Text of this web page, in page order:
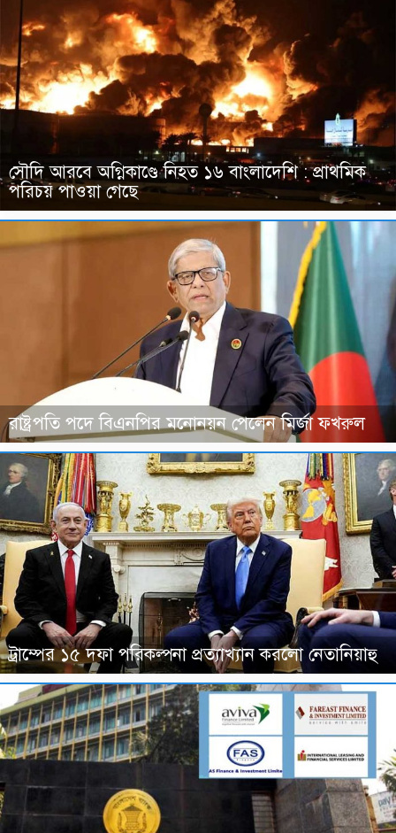
সৌদি আরবে অগ্নিকাণ্ডে নিহত ১৬ বাংলাদেশি : প্রাথমিক
পরিচয় পাওয়া গেছে
রাষ্ট্রপতি পদে বিএনপির মনোনয়ন পেলেন মির্জা ফখরুল
ট্রাম্পের ১৫ দফা পরিকল্পনা প্রত্যাখ্যান করলো নেতানিয়াহু